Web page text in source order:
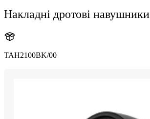
Накладні дротові навушники
TAH2100BK/00